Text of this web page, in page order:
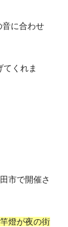
音に合わせ
くれま
市で開催さ
燈が夜の街